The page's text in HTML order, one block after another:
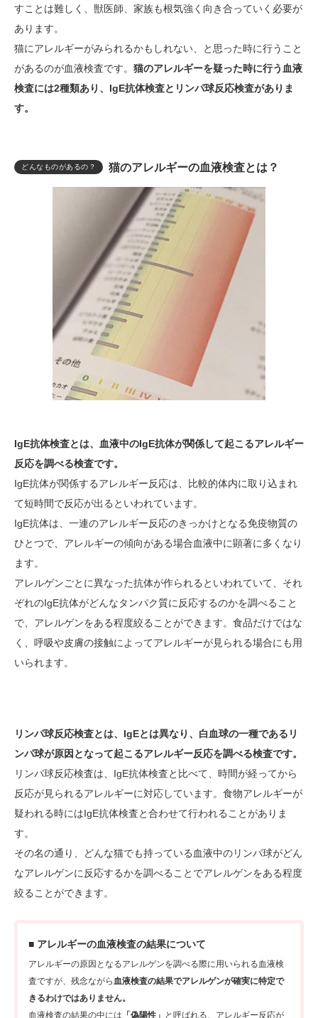
すことは難しく、獣医師、家族も根気強く向き合っていく必要が
あります。
猫にアレルギーがみられるかもしれない、と思った時に行うこと
があるのが血液検査です。 猫のアレルギーを疑った時に行う血液
検査には2種類あり、IgE抗体検査とリンパ球反応検査がありま
す。
どんなものがあるの？ 猫のアレルギーの血液検査とは？
IgE抗体検査とは、血液中のIgE抗体が関係して起こるアレルギー
反応を調べる検査です。
IgE抗体が関係するアレルギー反応は、比較的体内に取り込まれ
て短時間で反応が出るといわれています。
IgE抗体は、一連のアレルギー反応のきっかけとなる免疫物質の
ひとつで、アレルギーの傾向がある場合血液中に顕著に多くなり
ます。
アレルゲンごとに異なった抗体が作られるといわれていて、それ
ぞれのIgE抗体がどんなタンパク質に反応するのかを調べること
で、アレルゲンをある程度絞ることができます。食品だけではな
く、呼吸や皮膚の接触によってアレルギーが見られる場合にも用
いられます。
リンパ球反応検査とは、IgEとは異なり、白血球の一種であるリ
ンパ球が原因となって起こるアレルギー反応を調べる検査です。
リンパ球反応検査は、IgE抗体検査と比べて、時間が経ってから
反応が見られるアレルギーに対応しています。食物アレルギーが
疑われる時にはIgE抗体検査と合わせて行われることがありま
す。
その名の通り、どんな猫でも持っている血液中のリンパ球がどん
なアレルゲンに反応するかを調べることでアレルゲンをある程度
絞ることができます。
■ アレルギーの血液検査の結果について
アレルギーの原因となるアレルゲンを調べる際に用いられる血液検
査ですが、残念ながら 血液検査の結果でアレルゲンが確実に特定で
きるわけではありません。
血液検査の結果の中には 「偽陽性」 と呼ばれる、アレルギー反応が